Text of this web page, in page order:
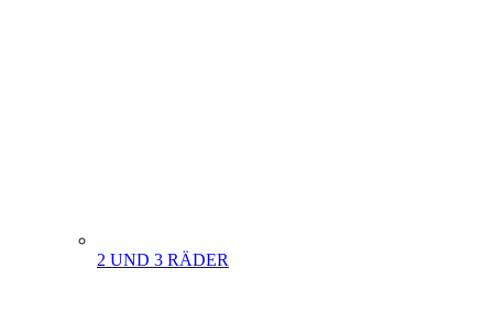
2 UND 3 RÄDER